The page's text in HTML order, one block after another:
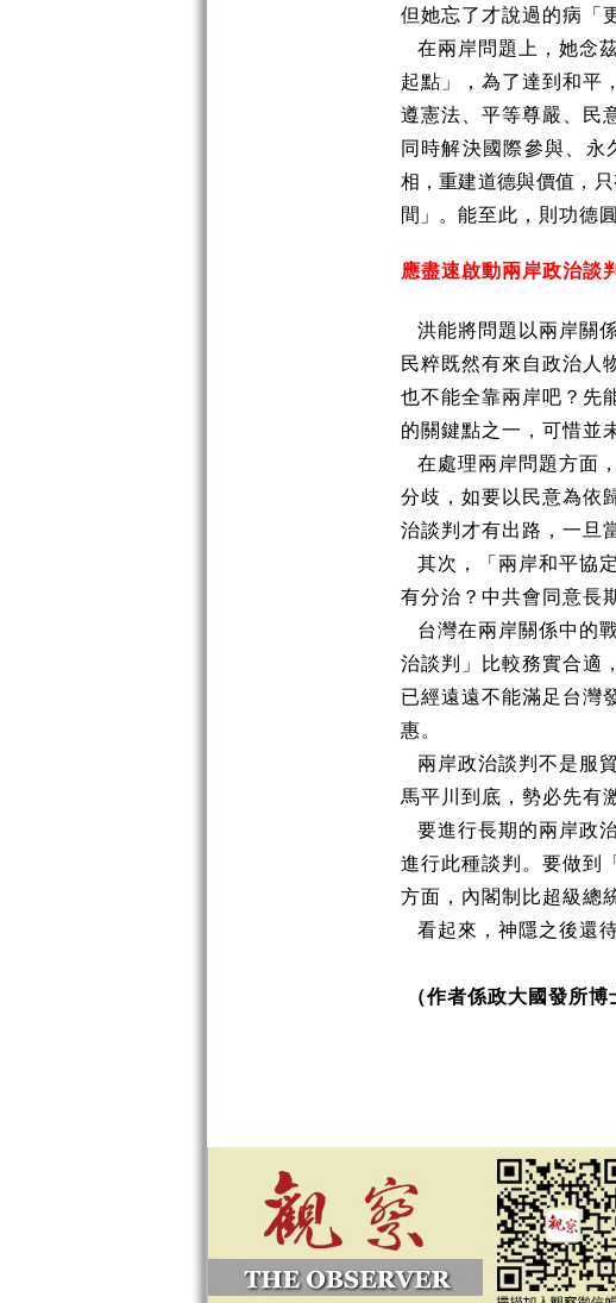
但她忘了才說過的病「
在兩岸問題上，她念
起點」，為了達到和平
遵憲法、平等尊嚴、民
同時解決國際參與、永
相，重建道德與價值，
間」。 能至此，則功德
應盡速啟動兩岸政治談
洪能將問題以兩岸關
民粹既然有來自政治人
也不能全靠兩岸吧？先
的關鍵點之一，可惜並
在處理兩岸問題方面
分歧，如要以民意為依
治談判才有出路，一旦
其次，「兩岸和平協
有分治？中共會同意長
台灣在兩岸關係中的
治談判」比較務實合適
已經遠遠不能滿足台灣
惠。
兩岸政治談判不是服
馬平川到底，勢必先有
要進行長期的兩岸政
進行此種談判。要做到
方面，內閣制比超級總
看起來，神隱之後還
（作者係政大國發所博